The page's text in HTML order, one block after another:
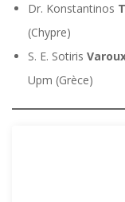
Dr. Konstantinos
(Chypre)
S. E. Sotiris
Upm (Grèce)